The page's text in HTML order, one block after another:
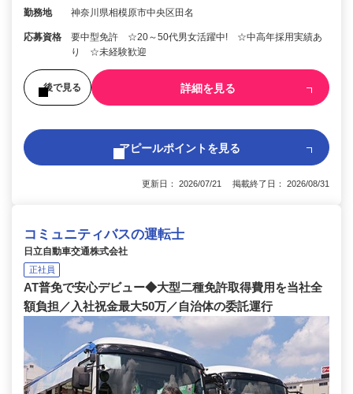
勤務地 神奈川県相模原市中央区田名
応募資格
要中型免許 ☆20～50代男女活躍中! ☆中高年採用実績あ
り ☆未経験歓迎
後で見る 詳細を見る
アピールポイントを見る
更新日： 2026/07/21 掲載終了日： 2026/08/31
コミュニティバスの運転士
日立自動車交通株式会社
正社員
AT普免で安心デビュー◆大型二種免許取得費用を当社全
額負担／入社祝金最大50万／自治体の委託運行